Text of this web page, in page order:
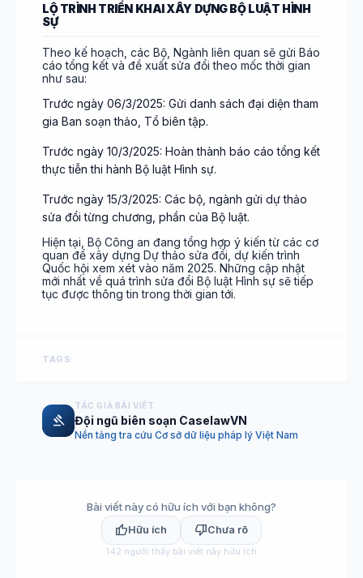
LỘ TRÌNH TRIỂN KHAI XÂY DỰNG BỘ LUẬT HÌNH
SỰ
Theo kế hoạch, các Bộ, Ngành liên quan sẽ gửi Báo
cáo tổng kết và đề xuất sửa đổi theo mốc thời gian
như sau:
Trước ngày 06/3/2025: Gửi danh sách đại diện tham
gia Ban soạn thảo, Tổ biên tập.
Trước ngày 10/3/2025: Hoàn thành báo cáo tổng kết
thực tiễn thi hành Bộ luật Hình sự.
Trước ngày 15/3/2025: Các bộ, ngành gửi dự thảo
sửa đổi từng chương, phần của Bộ luật.
Hiện tại, Bộ Công an đang tổng hợp ý kiến từ các cơ
quan để xây dựng Dự thảo sửa đổi, dự kiến trình
Quốc hội xem xét vào năm 2025. Những cập nhật
mới nhất về quá trình sửa đổi Bộ luật Hình sự sẽ tiếp
tục được thông tin trong thời gian tới.
TAGS:
gavel
TÁC GIẢ BÀI VIẾT
Đội ngũ biên soạn CaselawVN
Nền tảng tra cứu Cơ sở dữ liệu pháp lý Việt Nam
Bài viết này có hữu ích với bạn không?
thumb_upHữu ích thumb_downChưa rõ
142 người thấy bài viết này hữu ích